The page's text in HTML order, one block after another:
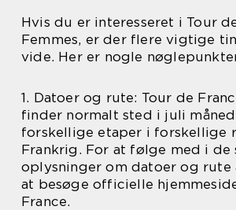
Hvis du er interesseret i Tour
Femmes, er der flere vigtige
vide. Her er nogle
1. Datoer og rute: Tour de
finder normalt sted i juli
forskellige etaper i forskellige
Frankrig. For at følge med i de
oplysninger om datoer og rute
at besøge officielle
France.